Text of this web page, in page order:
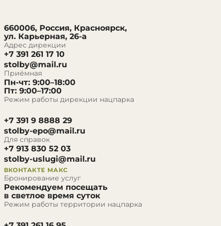
660006, Россия, Красноярск,
ул. Карьерная, 26-а
Адрес дирекции
+7 391 261 17 10
stolby@mail.ru
Приёмная
Пн-чт: 9:00–18:00
Пт: 9:00–17:00
Режим работы дирекции нацпарка
+7 391 9 8888 29
stolby-epo@mail.ru
Для справок
+7 913 830 52 03
stolby-uslugi@mail.ru
ВКОНТАКТЕ МАКС
Бронирование услуг
Рекомендуем посещать
в светлое время суток
Режим работы территории нацпарка